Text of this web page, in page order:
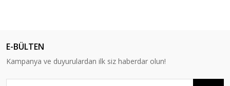
E-BÜLTEN
Kampanya ve duyurulardan ilk siz haberdar olun!